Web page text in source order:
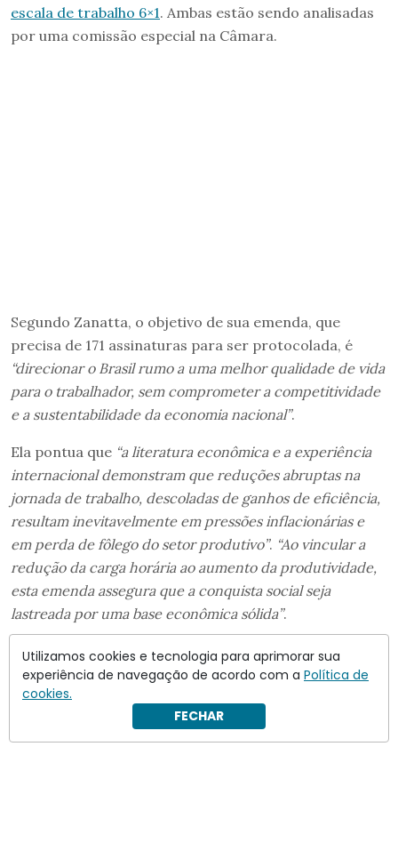
escala de trabalho 6×1. Ambas estão sendo analisadas
por uma comissão especial na Câmara.
Segundo Zanatta, o objetivo de sua emenda, que
precisa de 171 assinaturas para ser protocolada, é
“direcionar o Brasil rumo a uma melhor qualidade de vida
para o trabalhador, sem comprometer a competitividade
e a sustentabilidade da economia nacional”.
Ela pontua que “a literatura econômica e a experiência
internacional demonstram que reduções abruptas na
jornada de trabalho, descoladas de ganhos de eficiência,
resultam inevitavelmente em pressões inflacionárias e
em perda de fôlego do setor produtivo”. “Ao vincular a
redução da carga horária ao aumento da produtividade,
esta emenda assegura que a conquista social seja
lastreada por uma base econômica sólida”.
Utilizamos cookies e tecnologia para aprimorar sua
experiência de navegação de acordo com a Política de
cookies.
FECHAR